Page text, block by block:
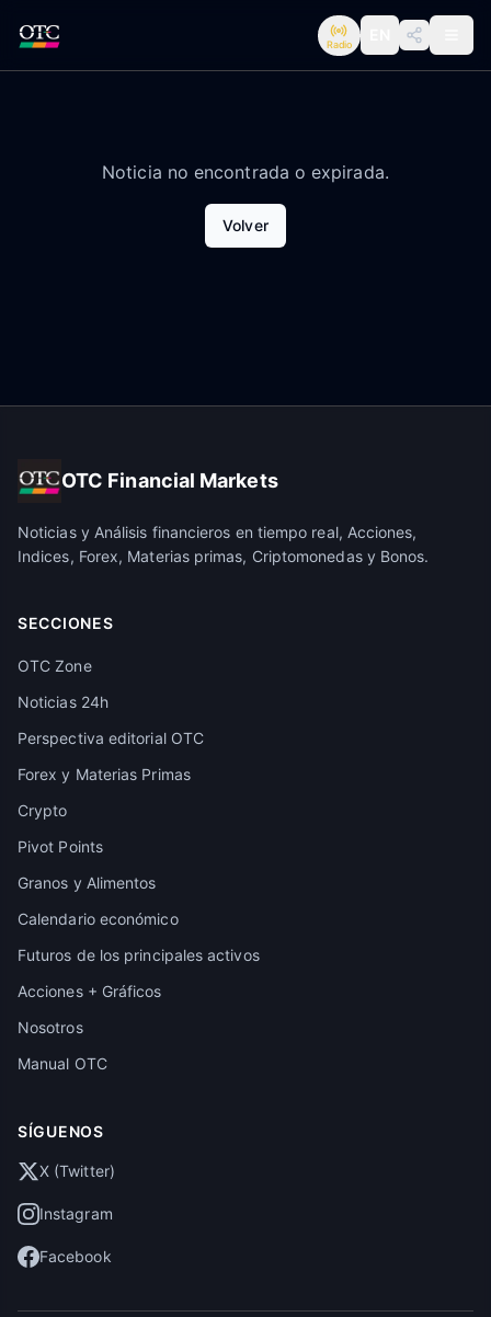
Radio
Noticia no encontrada o expirada.
Volver
OTC Financial Markets
Noticias y Análisis financieros en tiempo real, Acciones,
Indices, Forex, Materias primas, Criptomonedas y Bonos.
SECCIONES
OTC Zone
Noticias 24h
Perspectiva editorial OTC
Forex y Materias Primas
Crypto
Pivot Points
Granos y Alimentos
Calendario económico
Futuros de los principales activos
Acciones + Gráficos
Nosotros
Manual OTC
SÍGUENOS
X (Twitter)
Instagram
Facebook